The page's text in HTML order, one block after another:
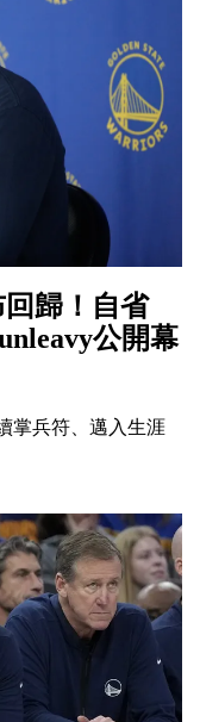
歸！自省
公開幕
掌兵符、邁入生涯